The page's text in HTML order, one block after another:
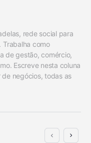
rede social para
Trabalha como
de gestão, comércio,
Escreve nesta coluna
negócios, todas as